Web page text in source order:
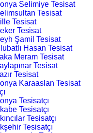
Selimiye Tesisat
Tesisat
Tesisat
Tesisat
Şamil Tesisat
Hasan Tesisat
Meram Tesisat
Tesisat
Tesisat
Karaaslan Tesisat
Tesisatçı
Tesisatçı
Tesisatçı
Tesisatçı